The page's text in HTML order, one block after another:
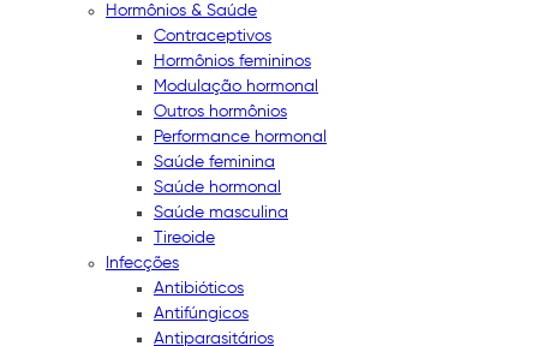
Hormônios & Saúde
Contraceptivos
Hormônios femininos
Modulação hormonal
Outros hormônios
Performance hormonal
Saúde feminina
Saúde hormonal
Saúde masculina
Tireoide
Infecções
Antibióticos
Antifúngicos
Antiparasitários